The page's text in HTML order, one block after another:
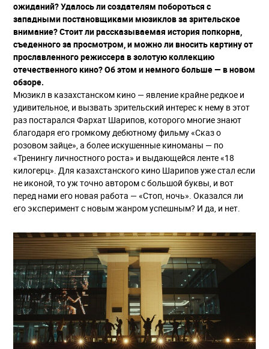
ожиданий? Удалось ли создателям побороться с
западными постановщиками мюзиклов за зрительское
внимание? Стоит ли рассказываемая история попкорна,
съеденного за просмотром, и можно ли вносить картину от
прославленного режиссера в золотую коллекцию
отечественного кино? Об этом и немного больше — в новом
обзоре.
Мюзикл в казахстанском кино — явление крайне редкое и
удивительное, и вызвать зрительский интерес к нему в этот
раз постарался Фархат Шарипов, которого многие знают
благодаря его громкому дебютному фильму «Сказ о
розовом зайце», а более искушенные киноманы — по
«Тренингу личностного роста» и выдающейся ленте «18
килогерц». Для казахстанского кино Шарипов уже стал если
не иконой, то уж точно автором с большой буквы, и вот
перед нами его новая работа — «Стоп, ночь». Оказался ли
его эксперимент с новым жанром успешным? И да, и нет.